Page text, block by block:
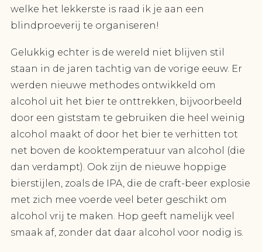
welke het lekkerste is raad ik je aan een
blindproeverij te organiseren!
Gelukkig echter is de wereld niet blijven stil
staan in de jaren tachtig van de vorige eeuw. Er
werden nieuwe methodes ontwikkeld om
alcohol uit het bier te onttrekken, bijvoorbeeld
door een giststam te gebruiken die heel weinig
alcohol maakt of door het bier te verhitten tot
net boven de kooktemperatuur van alcohol (die
dan verdampt). Ook zijn de nieuwe hoppige
bierstijlen, zoals de IPA, die de craft-beer explosie
met zich mee voerde veel beter geschikt om
alcohol vrij te maken. Hop geeft namelijk veel
smaak af, zonder dat daar alcohol voor nodig is.